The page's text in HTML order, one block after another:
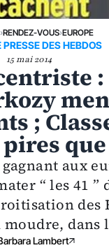
›RENDEZ-VOUS›EUROPE
PRESSE DES HEBDOS
15 mai 2014
:
;
aux
“ les 41 ”
des
dans
Lambert